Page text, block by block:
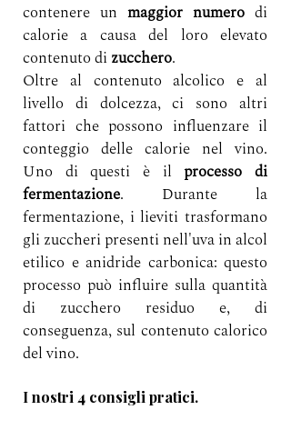
contenere un maggior numero di
calorie a causa del loro elevato
contenuto di zucchero.
Oltre al contenuto alcolico e al
livello di dolcezza, ci sono altri
fattori che possono influenzare il
conteggio delle calorie nel vino.
Uno di questi è il processo di
fermentazione. Durante la
fermentazione, i lieviti trasformano
gli zuccheri presenti nell'uva in alcol
etilico e anidride carbonica: questo
processo può influire sulla quantità
di zucchero residuo e, di
conseguenza, sul contenuto calorico
del vino.
I nostri 4 consigli pratici.